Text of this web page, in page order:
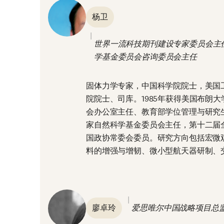
杨卫
世界一流科技期刊建设专家委员会
学基金委员会咨询委员会主任
固体力学专家，中国科学院院士，美
院院士、司库。1985年获得美国布朗
会办公室主任、教育部学位管理与研
家自然科学基金委员会主任，第十二
国政协常委会委员。研究方向包括宏
料的增强与增韧、微小型航天器研制、
廖卓玲
爱思唯尔中国战略项目总